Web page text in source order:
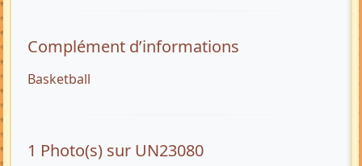
Complément d’informations
Basketball
1 Photo(s) sur UN23080